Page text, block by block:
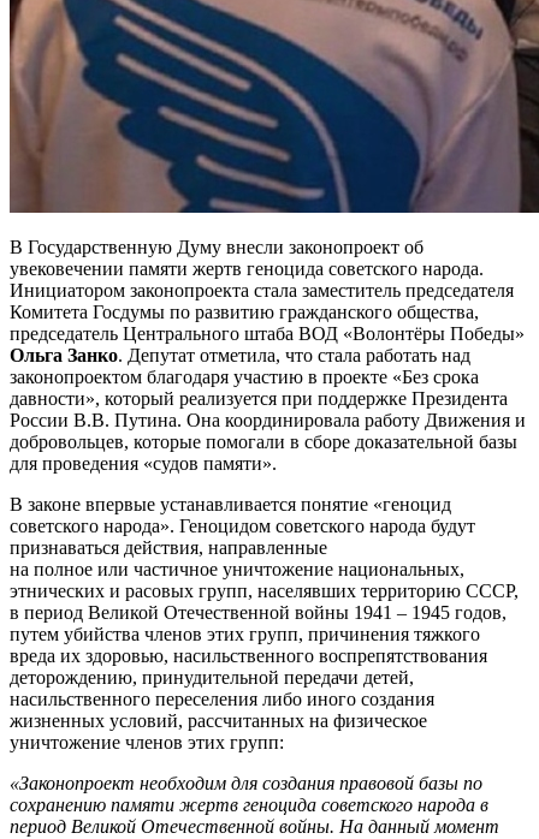
В Государственную Думу внесли законопроект об
увековечении памяти жертв геноцида советского народа.
Инициатором законопроекта стала заместитель председателя
Комитета Госдумы по развитию гражданского общества,
председатель Центрального штаба ВОД «Волонтёры Победы»
Ольга Занко. Депутат отметила, что стала работать над
законопроектом благодаря участию в проекте «Без срока
давности», который реализуется при поддержке Президента
России В.В. Путина. Она координировала работу Движения и
добровольцев, которые помогали в сборе доказательной базы
для проведения «судов памяти».
В законе впервые устанавливается понятие «геноцид
советского народа». Геноцидом советского народа будут
признаваться действия, направленные
на полное или частичное уничтожение национальных,
этнических и расовых групп, населявших территорию СССР,
в период Великой Отечественной войны 1941 – 1945 годов,
путем убийства членов этих групп, причинения тяжкого
вреда их здоровью, насильственного воспрепятствования
деторождению, принудительной передачи детей,
насильственного переселения либо иного создания
жизненных условий, рассчитанных на физическое
уничтожение членов этих групп:
«Законопроект необходим для создания правовой базы по
сохранению памяти жертв геноцида советского народа в
период Великой Отечественной войны. На данный момент